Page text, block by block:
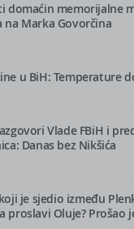
domaćin memorijalne
na Marka Govorčina
u BiH: Temperature
Vlade FBiH i
Danas bez Nikšića
je sjedio između
proslavi Oluje? Prošao